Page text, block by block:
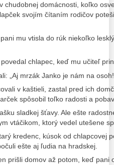
chudobnej domácnosti, koľko
svojím čítaním rodičov
mu vtisla do rúk niekoľko
chlapec, keď mu učiteľ
„Aj mrzák Janko je nám na
v kaštieli, zastal pred ich
spôsobil toľko radosti a
sladkej šťavy. Ale ešte
vtáčikom, ktorý vedel utešene
kredenc, kúsok od chlapcovej
ešte aj ľudia na hradskej.
prišli domov až potom, keď pani